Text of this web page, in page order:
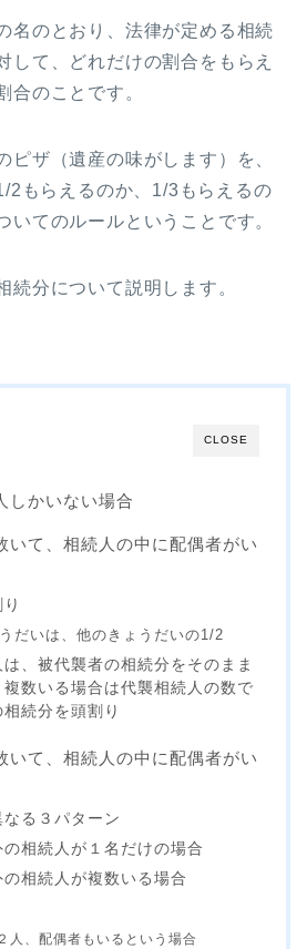
名のとおり、法律が定める相続
して、どれだけの割合をもらえ
合のことです。
ピザ（遺産の味がします）を、
2もらえるのか、1/3もらえるの
いてのルールということです。
続分について説明します。
CLOSE
しかいない場合
いて、相続人の中に配偶者がい
だいは、他のきょうだいの1/2
、被代襲者の相続分をそのまま
複数いる場合は代襲相続人の数で
続分を頭割り
いて、相続人の中に配偶者がい
る３パターン
の相続人が１名だけの場合
の相続人が複数いる場合
人、配偶者もいるという場合